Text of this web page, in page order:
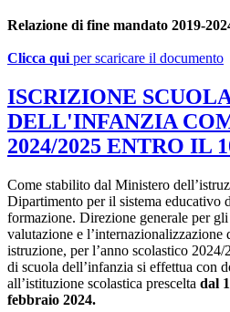
Relazione di fine mandato 2019-
Clicca qui per scaricare il documento
ISCRIZIONE
DELL'INFANZIA
2024/2025 ENTRO IL
Come stabilito dal Ministero
Dipartimento per il sistema educativo
formazione. Direzione generale per
valutazione e l’internazionalizzazione
istruzione, per l’anno scolastico
di scuola dell’infanzia si effettua con
all’istituzione scolastica prescelta dal
febbraio 2024.